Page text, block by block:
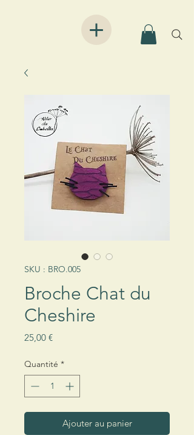
SKU : BRO.005
Broche Chat du
Cheshire
25,00 €Prix
Quantité *
Ajouter au panier